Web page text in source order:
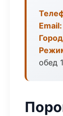
Email:
обед